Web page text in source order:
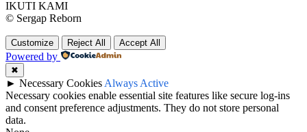
IKUTI KAMI
© Sergap Reborn
Customize Reject All Accept All
Powered by
✖
► Necessary Cookies Always Active
Necessary cookies enable essential site features like secure log-ins
and consent preference adjustments. They do not store personal
data.